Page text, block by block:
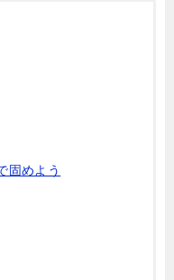
固めよう